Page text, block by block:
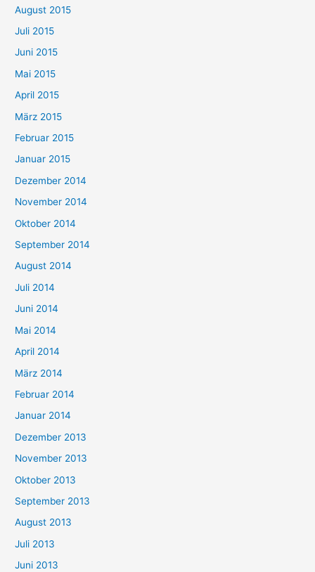
August 2015
Juli 2015
Juni 2015
Mai 2015
April 2015
März 2015
Februar 2015
Januar 2015
Dezember 2014
November 2014
Oktober 2014
September 2014
August 2014
Juli 2014
Juni 2014
Mai 2014
April 2014
März 2014
Februar 2014
Januar 2014
Dezember 2013
November 2013
Oktober 2013
September 2013
August 2013
Juli 2013
Juni 2013